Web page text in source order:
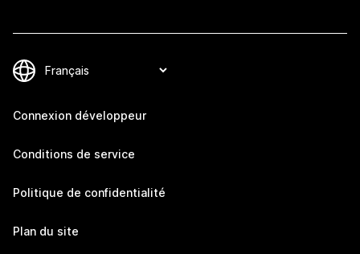
Connexion développeur
Conditions de service
Politique de confidentialité
Plan du site